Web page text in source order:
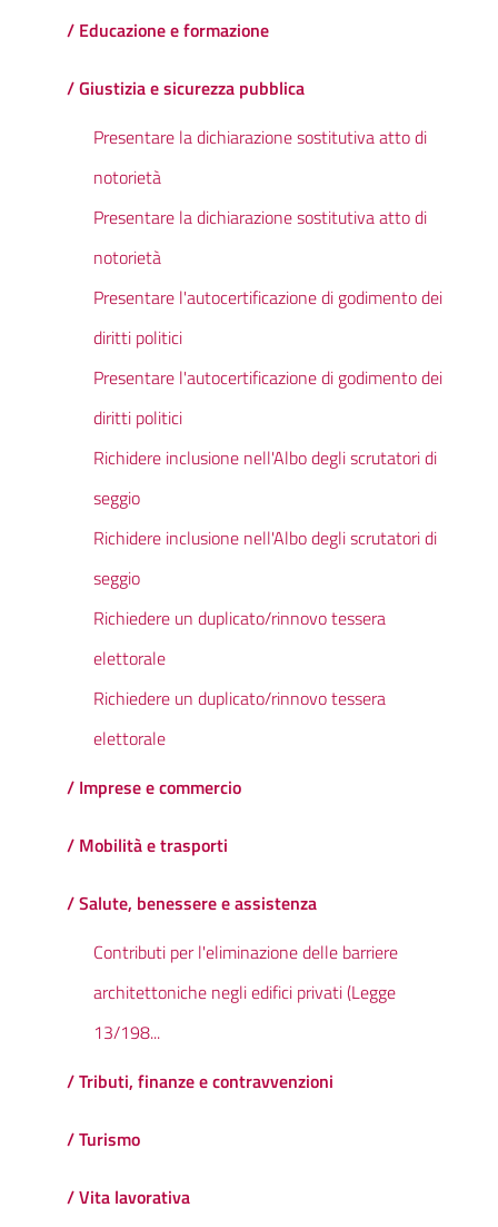
/ Educazione e formazione
/ Giustizia e sicurezza pubblica
Presentare la dichiarazione sostitutiva atto di
notorietà
Presentare la dichiarazione sostitutiva atto di
notorietà
Presentare l'autocertificazione di godimento dei
diritti politici
Presentare l'autocertificazione di godimento dei
diritti politici
Richidere inclusione nell'Albo degli scrutatori di
seggio
Richidere inclusione nell'Albo degli scrutatori di
seggio
Richiedere un duplicato/rinnovo tessera
elettorale
Richiedere un duplicato/rinnovo tessera
elettorale
/ Imprese e commercio
/ Mobilità e trasporti
/ Salute, benessere e assistenza
Contributi per l'eliminazione delle barriere
architettoniche negli edifici privati (Legge
13/198...
/ Tributi, finanze e contravvenzioni
/ Turismo
/ Vita lavorativa